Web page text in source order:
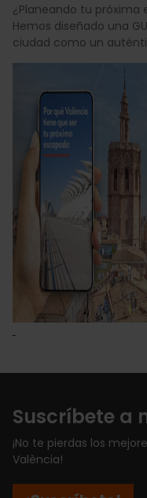
¿Planeando tu próxima
Hemos diseñado una
ciudad como un
Suscríbete a
¡No te pierdas los
València!